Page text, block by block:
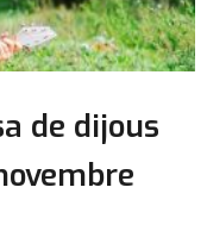
de dijous